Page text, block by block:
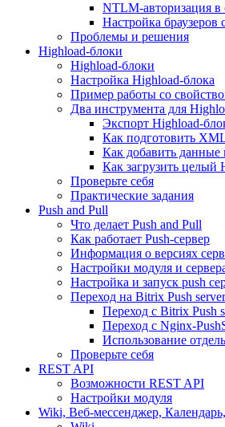
NTLM-авторизация
Настройка браузеров
Проблемы и решения
Highload-блоки
Highload-блоки
Настройка Highload-блока
Пример работы со
Два инструмента для
Экспорт Highload-
Как подготовить
Как добавить данные
Как загрузить целый
Проверьте себя
Практические задания
Push and Pull
Что делает Push and Pull
Как работает Push-сервер
Информация о версиях
Настройки модуля и
Настройка и запуск push
Переход на Bitrix Push
Переход с Bitrix Push
Переход с Nginx-
Использование
Проверьте себя
REST API
Возможности REST API
Настройки модуля
Wiki, Веб-мессенджер,